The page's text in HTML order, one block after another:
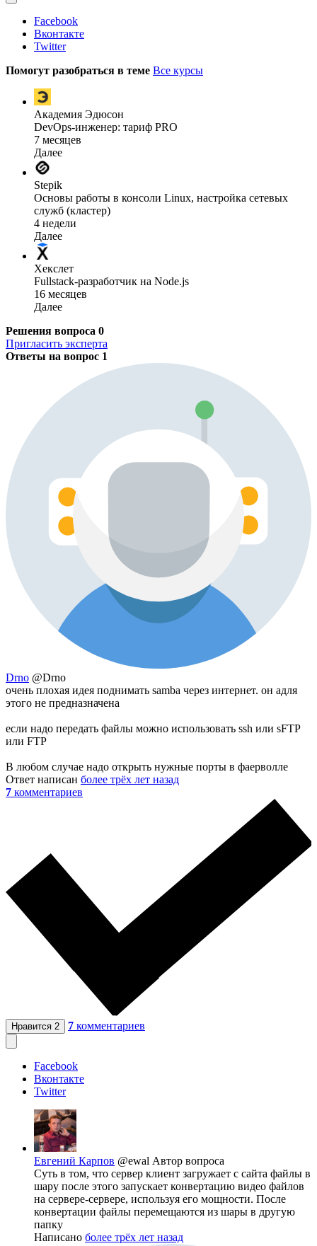
Facebook
Вконтакте
Twitter
Помогут разобраться в теме Все курсы
Академия Эдюсон
DevOps-инженер: тариф PRO
7 месяцев
Далее
Stepik
Основы работы в консоли Linux, настройка сетевых
служб (кластер)
4 недели
Далее
Хекслет
Fullstack-разработчик на Node.js
16 месяцев
Далее
Решения вопроса 0
Пригласить эксперта
Ответы на вопрос 1
Drno @Drno
очень плохая идея поднимать samba через интернет. он адля
этого не предназначена
если надо передать файлы можно использовать ssh или sFTP
или FTP
В любом случае надо открыть нужные порты в фаерволле
Ответ написан более трёх лет назад
7 комментариев
Нравится 2 7 комментариев
Facebook
Вконтакте
Twitter
Евгений Карпов @ewal Автор вопроса
Суть в том, что сервер клиент загружает с сайта файлы в
шару после этого запускает конвертацию видео файлов
на сервере-сервере, используя его мощности. После
конвертации файлы перемещаются из шары в другую
папку
Написано более трёх лет назад